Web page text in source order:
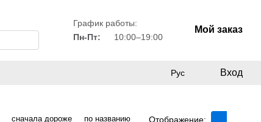
График работы:
Пн-Пт:
10:00–19:00
Мой заказ
Рус Вход
сначала дороже по названию Отображение: